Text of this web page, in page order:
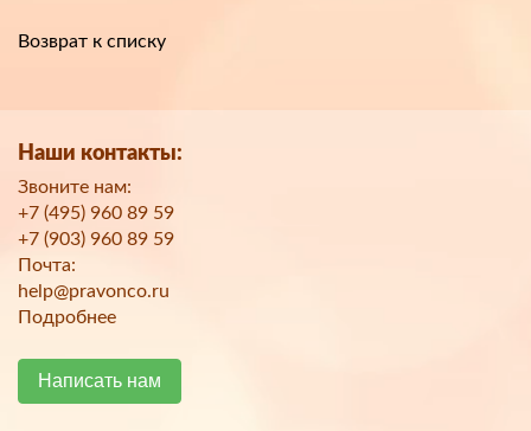
Возврат к списку
Наши контакты:
Звоните нам:
+7 (495) 960 89 59
+7 (903) 960 89 59
Почта:
help@pravonco.ru
Подробнее
Написать нам